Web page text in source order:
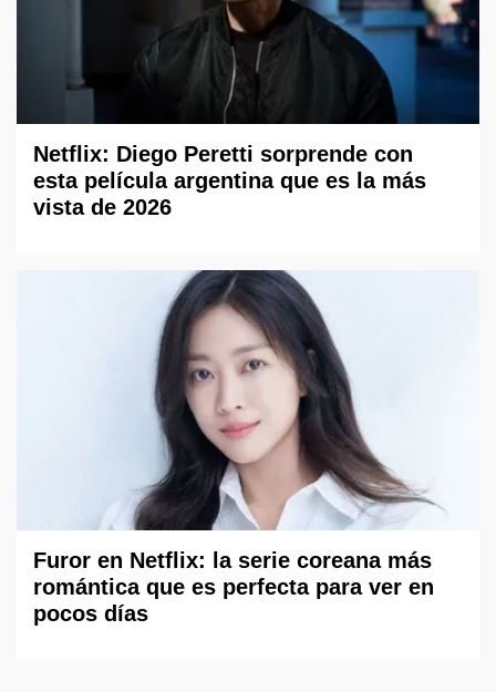
Netflix: Diego Peretti sorprende con
esta película argentina que es la más
vista de 2026
Furor en Netflix: la serie coreana más
romántica que es perfecta para ver en
pocos días